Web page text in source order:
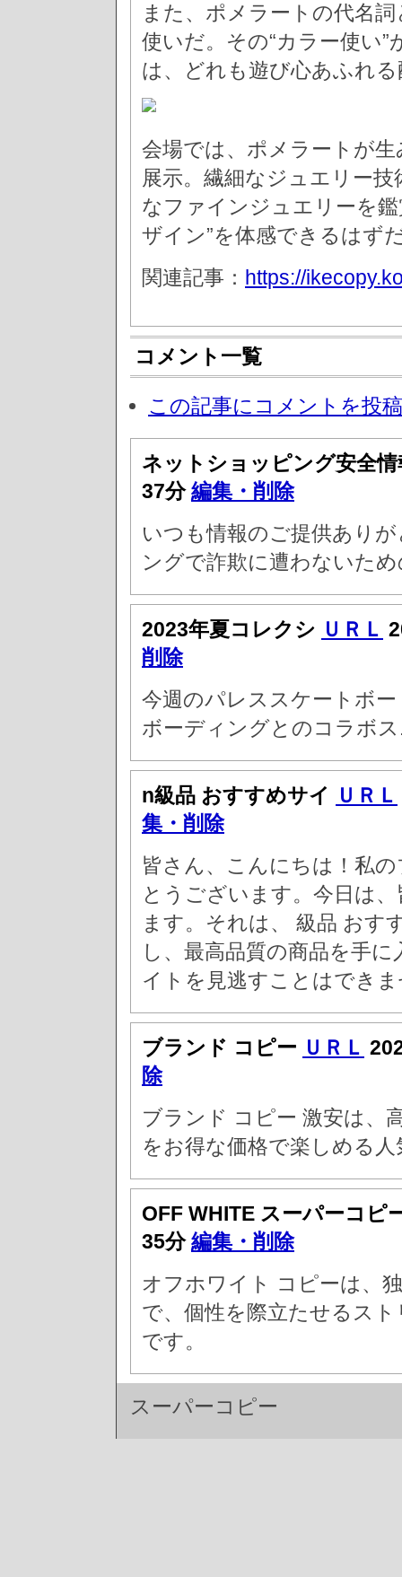
また、ポメラートの代名
使いだ。その“カラー使い
は、どれも遊び心あふれ
会場では、ポメラートが
展示。繊細なジュエリー
なファインジュエリーを
ザイン”を体感できるはず
関連記事： https://
コメント一覧
この記事にコメントを投
ネットショッピング安全
37分編集・削除
いつも情報のご提供あり
ングで詐欺に遭わないた
2023年夏コレクシ ＵＲＬ
削除
今週のパレススケートボ
ボーディングとのコラボ
n級品 おすすめサイ ＵＲＬ
集・削除
皆さん、こんにちは！私
とうございます。今日は
ます。それは、 級品 おす
し、最高品質の商品を手
イトを見逃すことはでき
ブランド コピー ＵＲＬ
除
ブランド コピー 激安は、
をお得な価格で楽しめる
OFF WHITE スーパーコピ
35分編集・削除
オフホワイト コピーは、
で、個性を際立たせるス
です。
スーパーコピー